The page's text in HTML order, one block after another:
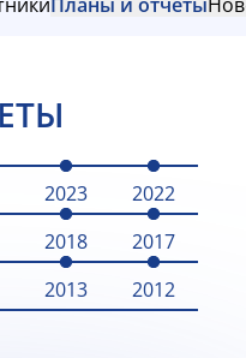
2023
2022
2018
2017
2013
2012